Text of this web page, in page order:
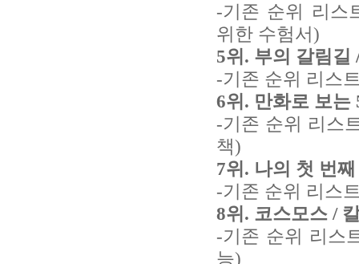
-기존 순위 리스
위한 수험서)
5위. 부의 갈림길
-기존 순위 리스
6위. 만화로 보는
-기존 순위 리스
책)
7위. 나의 첫 번
-기존 순위 리스
8위. 코스모스 /
-기존 순위 리스
능)